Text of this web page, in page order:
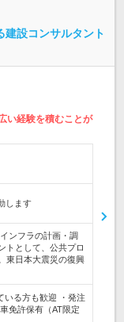
設コンサルタント
い経験を積むことが
します
ンフラの計画・調
トとして、公共プロ
東日本大震災の復興
いる方も歓迎 ・発注
免許保有（AT限定